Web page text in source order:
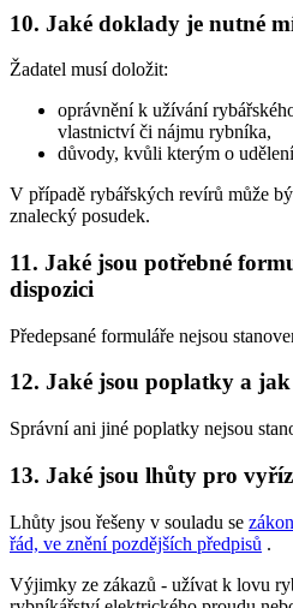
10. Jaké doklady je nutné
Žadatel musí doložit:
oprávnění k užívání
vlastnictví či nájmu rybníka,
důvody, kvůli kterým o
V případě rybářských revírů může
znalecký posudek.
11. Jaké jsou potřebné
dispozici
Předepsané formuláře nejsou
12. Jaké jsou poplatky a
Správní ani jiné poplatky nejsou
13. Jaké jsou lhůty pro
Lhůty jsou řešeny v souladu se
řád, ve znění pozdějších předpisů .
Výjimky ze zákazů - užívat k lovu